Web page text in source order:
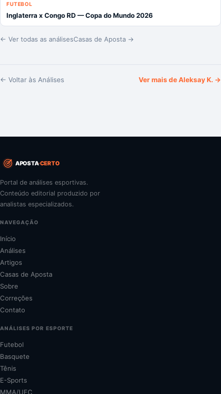
FUTEBOL
Inglaterra x Congo RD — Copa do Mundo 2026
← Ver todas as análisesCasas de Aposta →
← Voltar às Análises Ver mais deAleksay K. →
APOSTACERTO
Portal de análises esportivas.
Conteúdo editorial produzido por
analistas especializados.
NAVEGAÇÃO
Início
Análises
Artigos
Casas de Aposta
Sobre
Correções
Contato
ANÁLISES POR ESPORTE
Futebol
Basquete
Tênis
E-Sports
MMA/UFC